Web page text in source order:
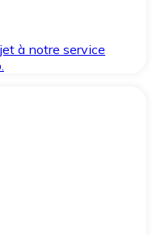
à notre service